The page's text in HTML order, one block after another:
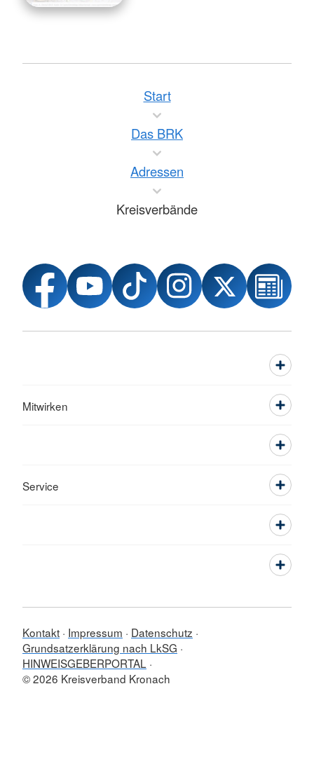
Start
Das BRK
Adressen
Kreisverbände
Mitwirken
Service
Kontakt Impressum
Datenschutz
Grundsatzerklärung nach LkSG
HINWEISGEBERPORTAL
© 2026 Kreisverband Kronach